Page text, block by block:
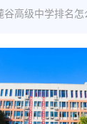
在线咨询